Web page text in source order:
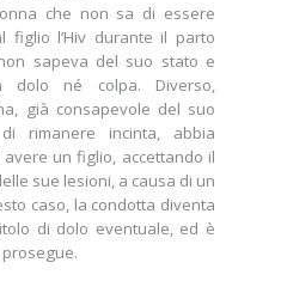
che non sa di essere
figlio l’Hiv durante il parto
sapeva del suo stato e
dolo né colpa. Diverso,
già consapevole del suo
rimanere incinta, abbia
un figlio, accettando il
sue lesioni, a causa di un
caso, la condotta diventa
di dolo eventuale, ed è